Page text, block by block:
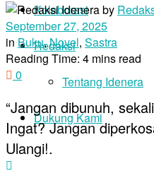
Kolaborasi
Redaksi
Tentang Idenera
Dukung Kami
by
September 27, 2025
in Buku,Novel, Sastra
Reading Time: 4 mins read
0
“Jangan dibunuh,
Ingat? Jangan
Ulangi!.